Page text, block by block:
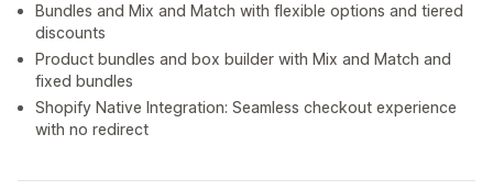
Bundles and Mix and Match with flexible options and tiered
discounts
Product bundles and box builder with Mix and Match and
fixed bundles
Shopify Native Integration: Seamless checkout experience
with no redirect